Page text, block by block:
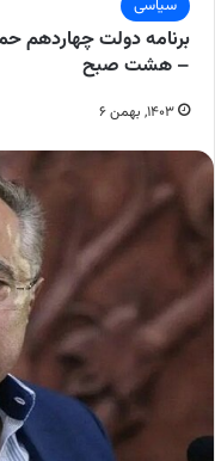
سیاسی
برنامه دولت
– هشت صبح
۱۴۰۳, بهمن ۶